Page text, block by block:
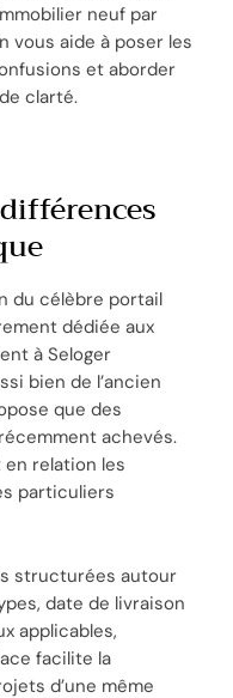
neuf par
vous aide à poser les
et aborder
clarté.
du célèbre portail
dédiée aux
à Seloger
bien de l’ancien
que des
achevés.
relation les
particuliers
structurées autour
date de livraison
applicables,
facilite la
d’une même